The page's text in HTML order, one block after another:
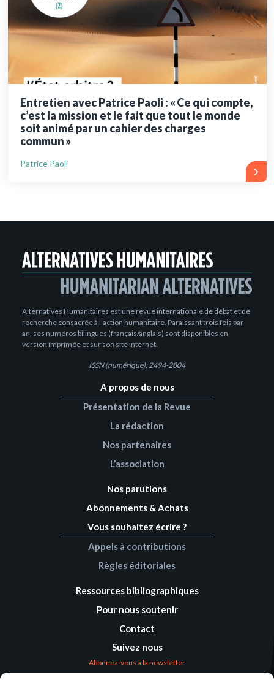
Entretien avec Patrice Paoli : « Ce qui compte,
c’est la mission et le fait que tout le monde
soit animé par un cahier des charges
commun »
Patrice Paoli
Alternatives Humanitaires est une revue internationale de débat et de
recherche consacrée à l’action humanitaire. Paraissant trois fois par
an, ses numéros bilingues (français/anglais) sont disponibles en
version imprimée et sur son site internet.
ISSN (numérique): 2494-2804
A propos de nous
Présentation de la Revue
La rédaction
Nos partenaires
L’association
Nos parutions
Abonnements & Achats
Vous souhaitez écrire ?
Appels à contributions
Règles éditoriales
Ressources bibliographiques
Pour nous soutenir
Contact
Suivez nous
Abonnez-vous à la newsletter